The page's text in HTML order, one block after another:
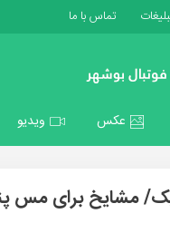
تماس با ما
عکس ویدیو
مشایخ برای مس